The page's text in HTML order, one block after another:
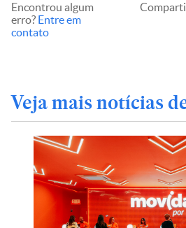
Encontrou algum
erro? Entre em
contato
Veja mais notícias